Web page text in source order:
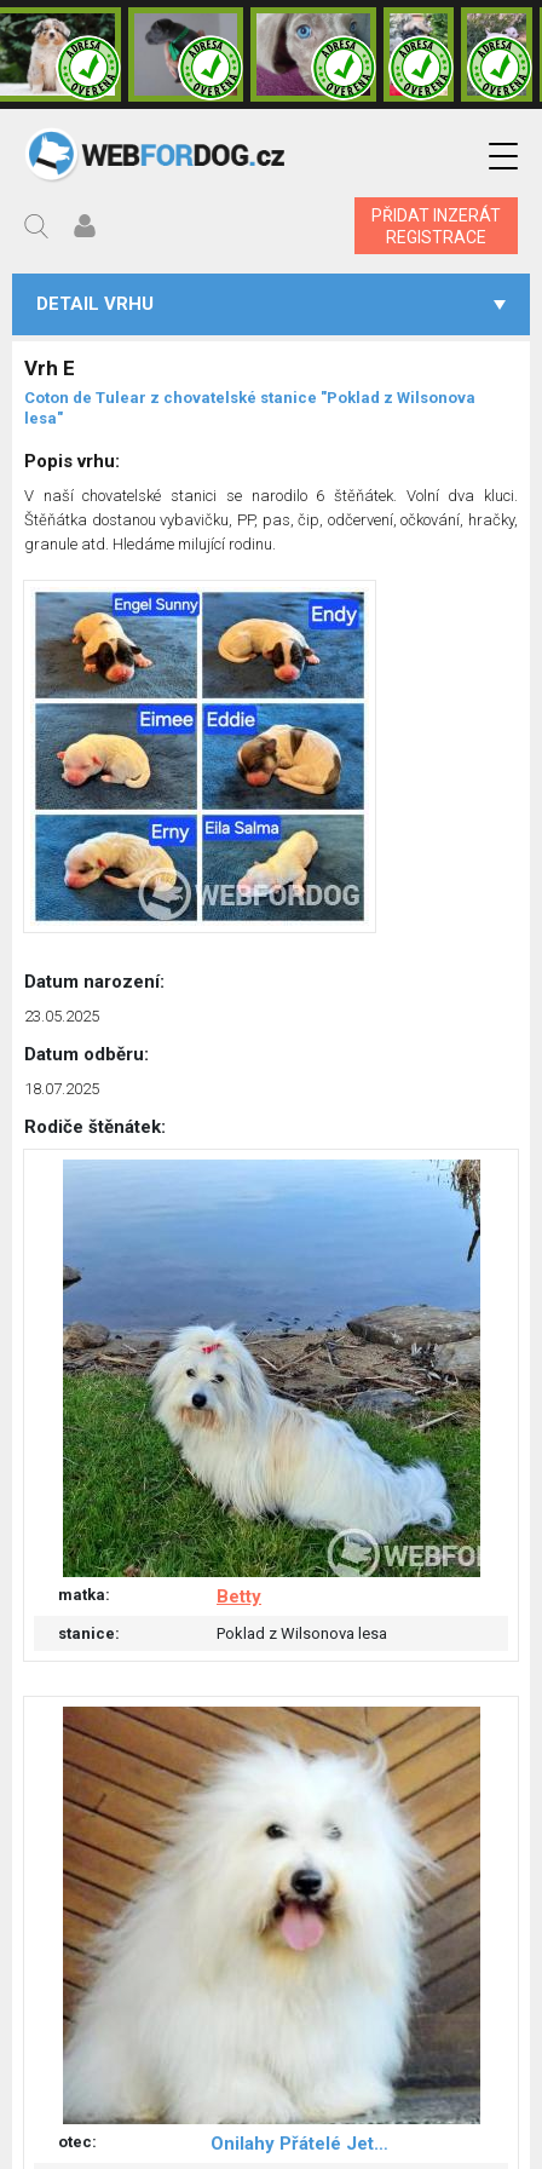
PŘIDAT INZERÁT
REGISTRACE
DETAIL VRHU
Vrh E
Coton de Tulear z chovatelské stanice "Poklad z Wilsonova
lesa"
Popis vrhu:
V naší chovatelské stanici se narodilo 6 štěňátek. Volní dva kluci.
Štěňátka dostanou vybavičku, PP, pas, čip, odčervení, očkování, hračky,
granule atd. Hledáme milující rodinu.
Datum narození:
23.05.2025
Datum odběru:
18.07.2025
Rodiče štěnátek:
matka: Betty
stanice: Poklad z Wilsonova lesa
otec: Onilahy Přátelé Jetynky